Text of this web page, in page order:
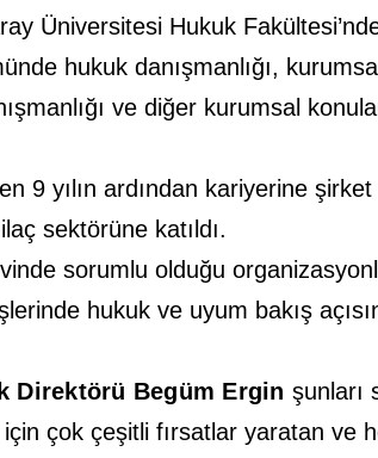
Üniversitesi Hukuk
hukuk danışmanlığı,
ve diğer kurumsal
9 yılın ardından kariyerine
sektörüne katıldı.
sorumlu olduğu
hukuk ve uyum bakış
Direktörü Begüm Ergin şunları
çok çeşitli fırsatlar yaratan ve